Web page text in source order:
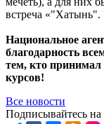
встреча «"Хатынь".
Национальное
благодарность
тем, кто принимал
курсов!
Все новости
Подписывайтесь на